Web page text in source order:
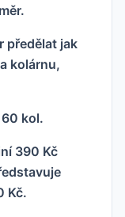
předělat jak
kolárnu,
kol.
390 Kč
Kč.